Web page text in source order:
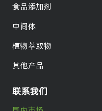
食品添加剂
中间体
植物萃取物
其他产品
联系我们